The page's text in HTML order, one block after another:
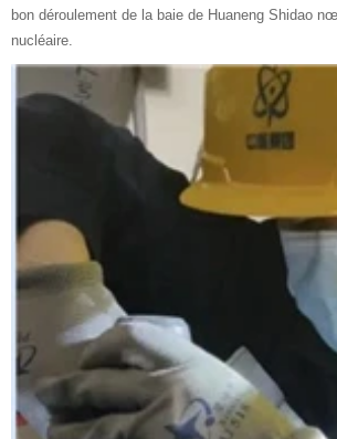
bon déroulement de la baie de Huaneng Shidao
nucléaire.